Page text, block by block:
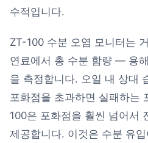
수적입니다.
ZT-100 수분 오염 모니터는
연료에서 총 수분 함량 — 용
을 측정합니다. 오일 내 상대
포화점을 초과하면 실패하는
100은 포화점을 훨씬 넘어서
제공합니다. 이것은 수분 유